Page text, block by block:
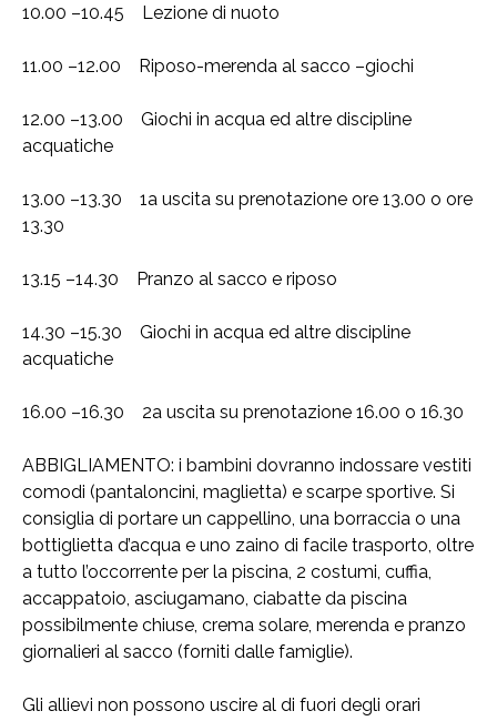
10.00 –10.45 Lezione di nuoto
11.00 –12.00 Riposo-merenda al sacco –giochi
12.00 –13.00 Giochi in acqua ed altre discipline
acquatiche
13.00 –13.30 1a uscita su prenotazione ore 13.00 o ore
13.30
13.15 –14.30 Pranzo al sacco e riposo
14.30 –15.30 Giochi in acqua ed altre discipline
acquatiche
16.00 –16.30 2a uscita su prenotazione 16.00 o 16.30
ABBIGLIAMENTO: i bambini dovranno indossare vestiti
comodi (pantaloncini, maglietta) e scarpe sportive. Si
consiglia di portare un cappellino, una borraccia o una
bottiglietta d’acqua e uno zaino di facile trasporto, oltre
a tutto l’occorrente per la piscina, 2 costumi, cuffia,
accappatoio, asciugamano, ciabatte da piscina
possibilmente chiuse, crema solare, merenda e pranzo
giornalieri al sacco (forniti dalle famiglie).
Gli allievi non possono uscire al di fuori degli orari